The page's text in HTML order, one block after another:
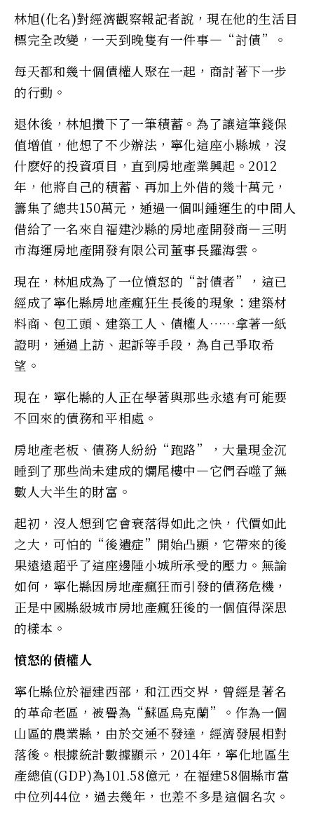
林旭(化名)對經濟觀察報記者說，現在他的生活目
標完全改變，一天到晚隻有一件事—“討債”。
每天都和幾十個債權人聚在一起，商討著下一步
的行動。
退休後，林旭攢下了一筆積蓄。為了讓這筆錢保
值增值，他想了不少辦法，寧化這座小縣城，沒
什麽好的投資項目，直到房地產業興起。2012
年，他將自己的積蓄、再加上外借的幾十萬元，
籌集了總共150萬元，通過一個叫鍾運生的中間人
借給了一名來自福建沙縣的房地產開發商—三明
市海運房地產開發有限公司董事長羅海雲。
現在，林旭成為了一位憤怒的“討債者”，這已
經成了寧化縣房地產瘋狂生長後的現象：建築材
料商、包工頭、建築工人、債權人……拿著一紙
證明，通過上訪、起訴等手段，為自己爭取希
望。
現在，寧化縣的人正在學著與那些永遠有可能要
不回來的債務和平相處。
房地產老板、債務人紛紛“跑路”，大量現金沉
睡到了那些尚未建成的爛尾樓中—它們吞噬了無
數人大半生的財富。
起初，沒人想到它會衰落得如此之快，代價如此
之大，可怕的“後遺症”開始凸顯，它帶來的後
果遠遠超乎了這座邊陲小城所承受的壓力。無論
如何，寧化縣因房地產瘋狂而引發的債務危機，
正是中國縣級城市房地產瘋狂後的一個值得深思
的樣本。
憤怒的債權人
寧化縣位於福建西部，和江西交界，曾經是著名
的革命老區，被譽為“蘇區烏克蘭”。作為一個
山區的農業縣，由於交通不發達，經濟發展相對
落後。根據統計數據顯示，2014年，寧化地區生
產總值(GDP)為101.58億元，在福建58個縣市當
中位列44位，過去幾年，也差不多是這個名次。